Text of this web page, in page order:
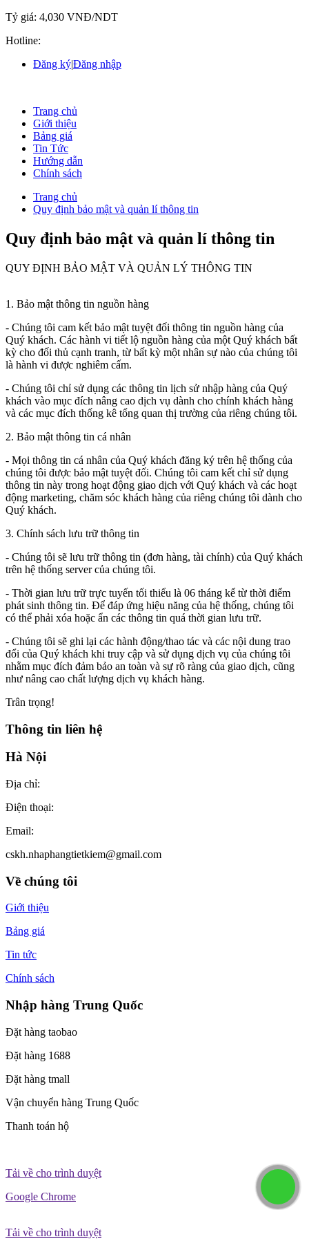
Tỷ giá: 4,030 VNĐ/NDT
Hotline:
Đăng ký|Đăng nhập
Trang chủ
Giới thiệu
Bảng giá
Tin Tức
Hướng dẫn
Chính sách
Trang chủ
Quy định bảo mật và quản lí thông tin
Quy định bảo mật và quản lí thông tin
QUY ĐỊNH BẢO MẬT VÀ QUẢN LÝ THÔNG TIN
1. Bảo mật thông tin nguồn hàng
- Chúng tôi cam kết bảo mật tuyệt đối thông tin nguồn hàng của
Quý khách. Các hành vi tiết lộ nguồn hàng của một Quý khách bất
kỳ cho đối thủ cạnh tranh, từ bất kỳ một nhân sự nào của chúng tôi
là hành vi được nghiêm cấm.
- Chúng tôi chỉ sử dụng các thông tin lịch sử nhập hàng của Quý
khách vào mục đích nâng cao dịch vụ dành cho chính khách hàng
và các mục đích thống kê tổng quan thị trường của riêng chúng tôi.
2. Bảo mật thông tin cá nhân
- Mọi thông tin cá nhân của Quý khách đăng ký trên hệ thống của
chúng tôi được bảo mật tuyệt đối. Chúng tôi cam kết chỉ sử dụng
thông tin này trong hoạt động giao dịch với Quý khách và các hoạt
động marketing, chăm sóc khách hàng của riêng chúng tôi dành cho
Quý khách.
3. Chính sách lưu trữ thông tin
- Chúng tôi sẽ lưu trữ thông tin (đơn hàng, tài chính) của Quý khách
trên hệ thống server của chúng tôi.
- Thời gian lưu trữ trực tuyến tối thiểu là 06 tháng kể từ thời điểm
phát sinh thông tin. Để đáp ứng hiệu năng của hệ thống, chúng tôi
có thể phải xóa hoặc ẩn các thông tin quá thời gian lưu trữ.
- Chúng tôi sẽ ghi lại các hành động/thao tác và các nội dung trao
đổi của Quý khách khi truy cập và sử dụng dịch vụ của chúng tôi
nhằm mục đích đảm bảo an toàn và sự rõ ràng của giao dịch, cũng
như nâng cao chất lượng dịch vụ khách hàng.
Trân trọng!
Thông tin liên hệ
Hà Nội
Địa chỉ:
Điện thoại:
Email:
cskh.nhaphangtietkiem@gmail.com
Về chúng tôi
Giới thiệu
Bảng giá
Tin tức
Chính sách
Nhập hàng Trung Quốc
Đặt hàng taobao
Đặt hàng 1688
Đặt hàng tmall
Vận chuyển hàng Trung Quốc
Thanh toán hộ
Tải về cho trình duyệt
Google Chrome
Tải về cho trình duyệt